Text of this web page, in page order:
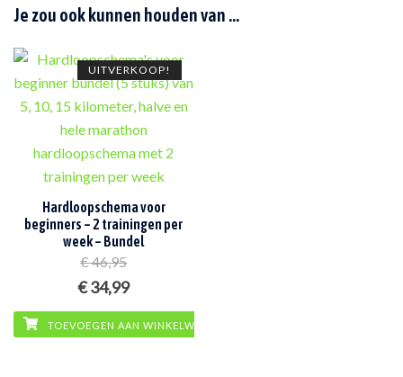
Je zou ook kunnen houden van …
UITVERKOOP!
Hardloopschema voor
beginners – 2 trainingen per
week – Bundel
€46,95
Oorspronkelijke
prijs
was:
€34,99Huidige
prijs
is:
TOEVOEGEN AAN WINKELWAGEN